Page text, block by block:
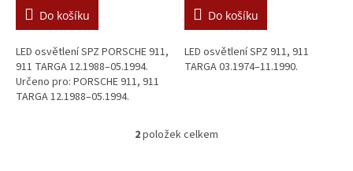
Do košíku
LED osvětlení SPZ PORSCHE 911,
911 TARGA 12.1988–05.1994.
Určeno pro: PORSCHE 911, 911
TARGA 12.1988–05.1994.
Do košíku
LED osvětlení SPZ 911, 911
TARGA 03.1974–11.1990.
O
2položek celkem